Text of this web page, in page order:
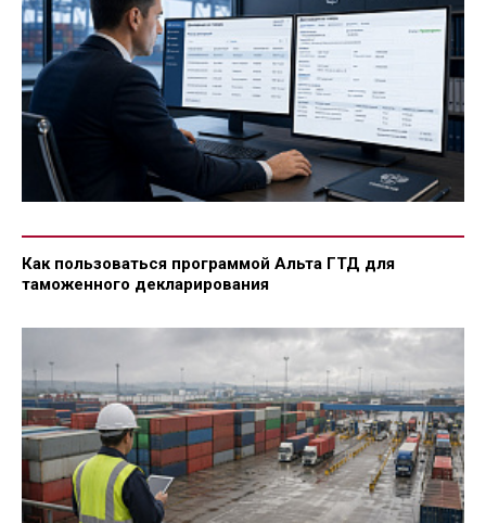
Как пользоваться программой Альта ГТД для
таможенного декларирования